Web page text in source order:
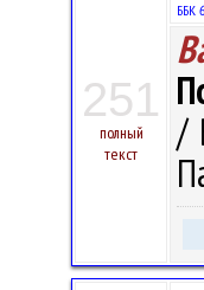
251
полный
текст
ББК
/